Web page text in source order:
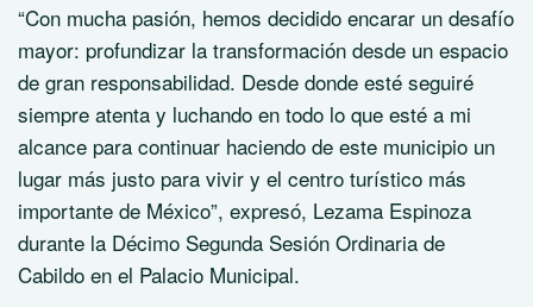
“Con mucha pasión, hemos decidido encarar un desafío
mayor: profundizar la transformación desde un espacio
de gran responsabilidad. Desde donde esté seguiré
siempre atenta y luchando en todo lo que esté a mi
alcance para continuar haciendo de este municipio un
lugar más justo para vivir y el centro turístico más
importante de México”, expresó, Lezama Espinoza
durante la Décimo Segunda Sesión Ordinaria de
Cabildo en el Palacio Municipal.